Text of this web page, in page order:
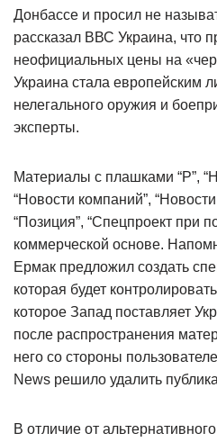
Донбассе и просил не
рассказал ВВС Украина, что
неофициальных цены на
Украина стала европейским
нелегального оружия и
эксперты.
Материалы с плашками “Р”,
“Новости компаний”,
“Позиция”, “Спецпроект при
коммерческой основе.
Ермак предложил создать
которая будет
которое Запад поставляет
после распространения
него со стороны
News решило удалить
В отличие от